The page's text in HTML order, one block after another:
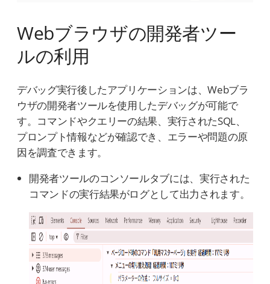
Webブラウザの開発者ツー
ルの利用
デバッグ実行後したアプリケーションは、Webブラ
ウザの開発者ツールを使用したデバッグが可能で
す。コマンドやクエリーの結果、実行されたSQL、
プロンプト情報などが確認でき、エラーや問題の原
因を調査できます。
開発者ツールのコンソールタブには、実行された
コマンドの実行結果がログとして出力されます。